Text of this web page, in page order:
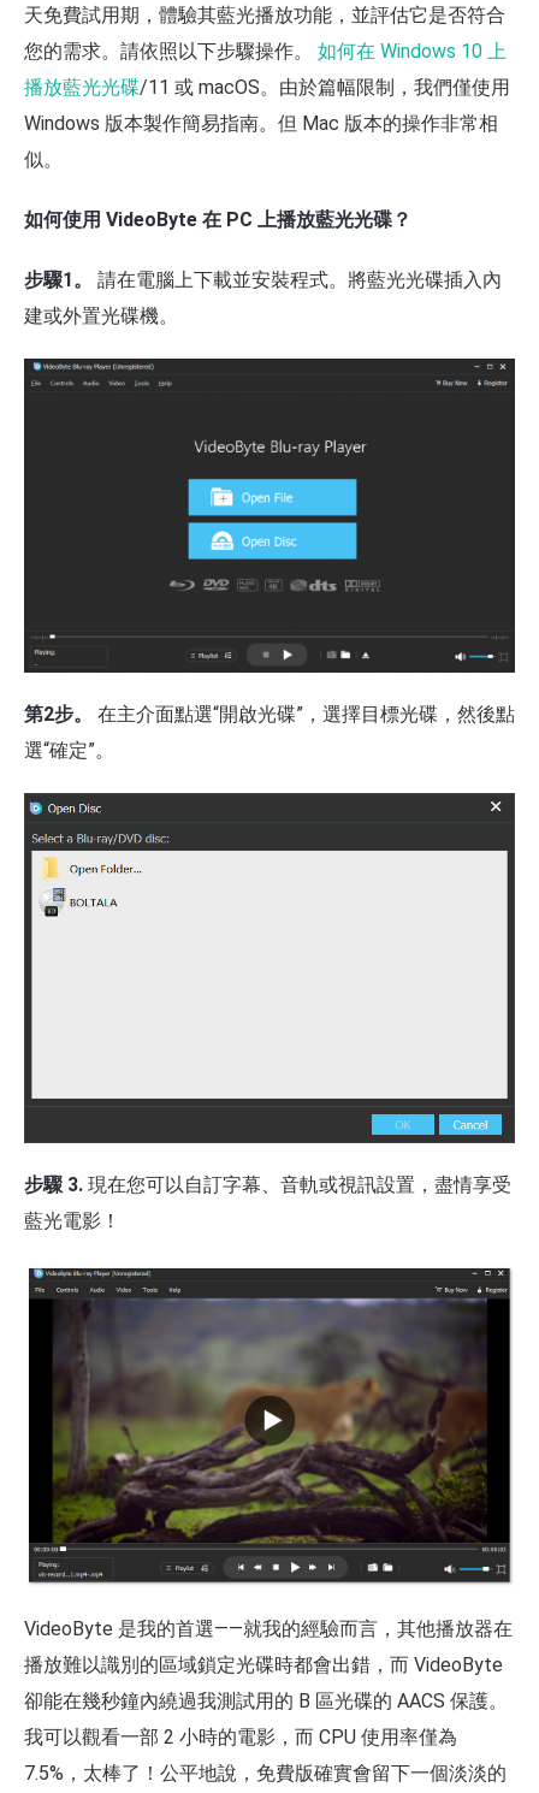
天免費試用期，體驗其藍光播放功能，並評估它是否符合
您的需求。請依照以下步驟操作。 如何在 Windows 10 上
播放藍光光碟/11 或 macOS。由於篇幅限制，我們僅使用
Windows 版本製作簡易指南。但 Mac 版本的操作非常相
似。
如何使用 VideoByte 在 PC 上播放藍光光碟？
步驟1。 請在電腦上下載並安裝程式。將藍光光碟插入內
建或外置光碟機。
第2步。 在主介面點選“開啟光碟”，選擇目標光碟，然後點
選“確定”。
步驟 3. 現在您可以自訂字幕、音軌或視訊設置，盡情享受
藍光電影！
VideoByte 是我的首選——就我的經驗而言，其他播放器在
播放難以識別的區域鎖定光碟時都會出錯，而 VideoByte
卻能在幾秒鐘內繞過我測試用的 B 區光碟的 AACS 保護。
我可以觀看一部 2 小時的電影，而 CPU 使用率僅為
7.5%，太棒了！公平地說，免費版確實會留下一個淡淡的